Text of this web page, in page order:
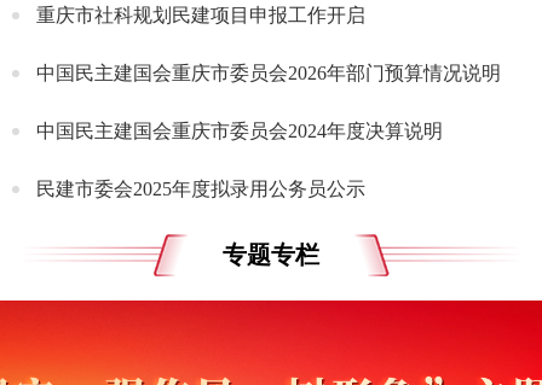
重庆市社科规划民建项目申报工作开启
中国民主建国会重庆市委员会2026年部门预算情况说明
中国民主建国会重庆市委员会2024年度决算说明
民建市委会2025年度拟录用公务员公示
专题专栏